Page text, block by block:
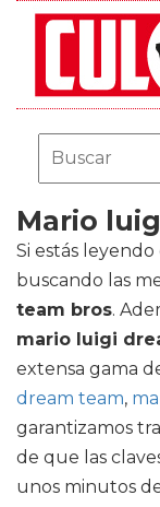
Mario
Si estás
buscando las
team bros.
mario luigi
extensa gama
dream team,
garantizamos
de que las
unos minutos